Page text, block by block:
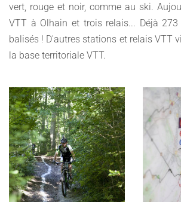
vert, rouge et noir, comme au ski.
VTT à Olhain et trois relais... Déjà
balisés ! D'autres stations et relais VTT
la base territoriale VTT.